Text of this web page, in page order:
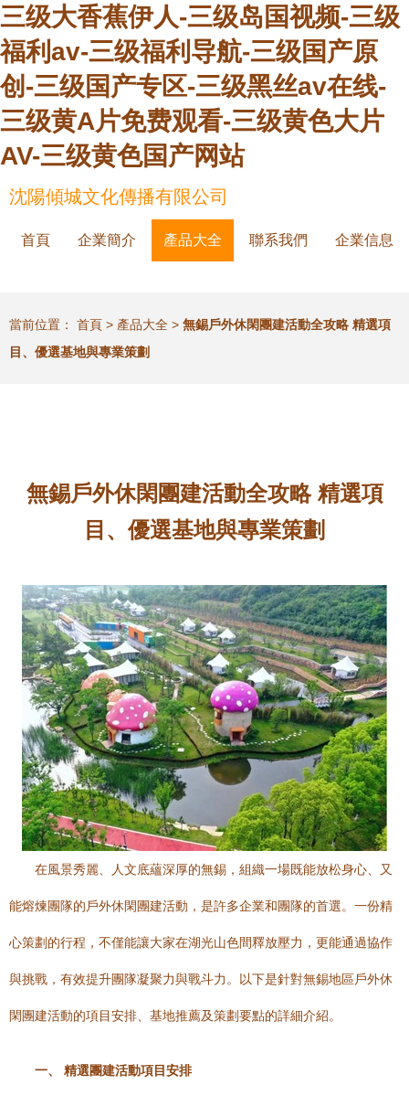
三级大香蕉伊人-三级岛国视频-三级
福利av-三级福利导航-三级国产原
创-三级国产专区-三级黑丝av在线-
三级黄A片免费观看-三级黄色大片
AV-三级黄色国产网站
沈陽傾城文化傳播有限公司
首頁 企業簡介 產品大全 聯系我們 企業信息
當前位置： 首頁 > 產品大全 > 無錫戶外休閑團建活動全攻略 精選項
目、優選基地與專業策劃
無錫戶外休閑團建活動全攻略 精選項
目、優選基地與專業策劃
在風景秀麗、人文底蘊深厚的無錫，組織一場既能放松身心、又
能熔煉團隊的戶外休閑團建活動，是許多企業和團隊的首選。一份精
心策劃的行程，不僅能讓大家在湖光山色間釋放壓力，更能通過協作
與挑戰，有效提升團隊凝聚力與戰斗力。以下是針對無錫地區戶外休
閑團建活動的項目安排、基地推薦及策劃要點的詳細介紹。
一、 精選團建活動項目安排